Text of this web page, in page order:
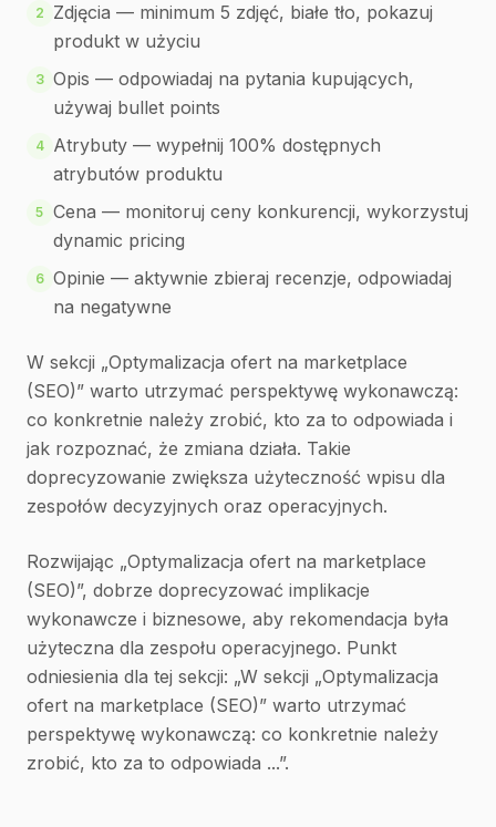
2
Zdjęcia — minimum 5 zdjęć, białe tło, pokazuj
produkt w użyciu
3 Opis — odpowiadaj na pytania kupujących,
używaj bullet points
4 Atrybuty — wypełnij 100% dostępnych
atrybutów produktu
5 Cena — monitoruj ceny konkurencji, wykorzystuj
dynamic pricing
6 Opinie — aktywnie zbieraj recenzje, odpowiadaj
na negatywne
W sekcji „Optymalizacja ofert na marketplace
(SEO)” warto utrzymać perspektywę wykonawczą:
co konkretnie należy zrobić, kto za to odpowiada i
jak rozpoznać, że zmiana działa. Takie
doprecyzowanie zwiększa użyteczność wpisu dla
zespołów decyzyjnych oraz operacyjnych.
Rozwijając „Optymalizacja ofert na marketplace
(SEO)”, dobrze doprecyzować implikacje
wykonawcze i biznesowe, aby rekomendacja była
użyteczna dla zespołu operacyjnego. Punkt
odniesienia dla tej sekcji: „W sekcji „Optymalizacja
ofert na marketplace (SEO)” warto utrzymać
perspektywę wykonawczą: co konkretnie należy
zrobić, kto za to odpowiada ...”.